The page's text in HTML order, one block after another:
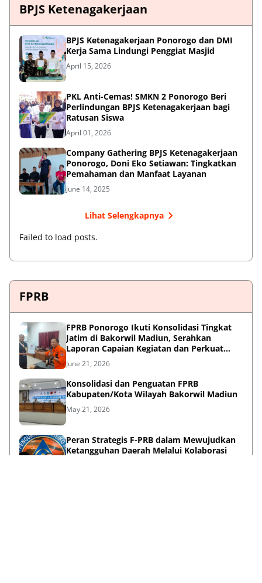
BPJS Ketenagakerjaan
BPJS Ketenagakerjaan Ponorogo dan DMI
Kerja Sama Lindungi Penggiat Masjid
April 15, 2026
PKL Anti-Cemas! SMKN 2 Ponorogo Beri
Perlindungan BPJS Ketenagakerjaan bagi
Ratusan Siswa
April 01, 2026
Company Gathering BPJS Ketenagakerjaan
Ponorogo, Doni Eko Setiawan: Tingkatkan
Pemahaman dan Manfaat Layanan
June 14, 2025
Lihat Selengkapnya
Failed to load posts.
FPRB
FPRB Ponorogo Ikuti Konsolidasi Tingkat
Jatim di Bakorwil Madiun, Serahkan
Laporan Capaian Kegiatan dan Perkuat
Sinergi Pentahelix
June 21, 2026
Konsolidasi dan Penguatan FPRB
Kabupaten/Kota Wilayah Bakorwil Madiun
May 21, 2026
Peran Strategis F-PRB dalam Mewujudkan
Ketangguhan Daerah Melalui Kolaborasi